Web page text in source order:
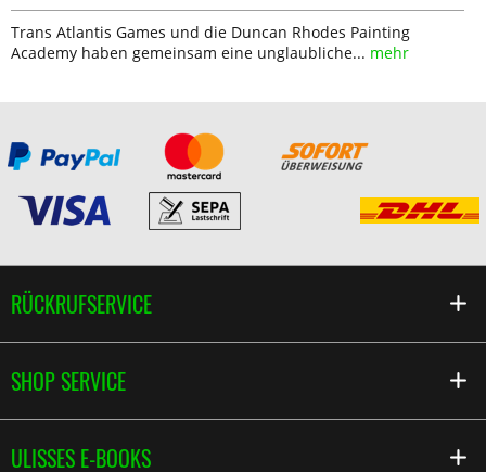
Trans Atlantis Games und die Duncan Rhodes Painting
Academy haben gemeinsam eine unglaubliche... mehr
RÜCKRUFSERVICE
SHOP SERVICE
ULISSES E-BOOKS